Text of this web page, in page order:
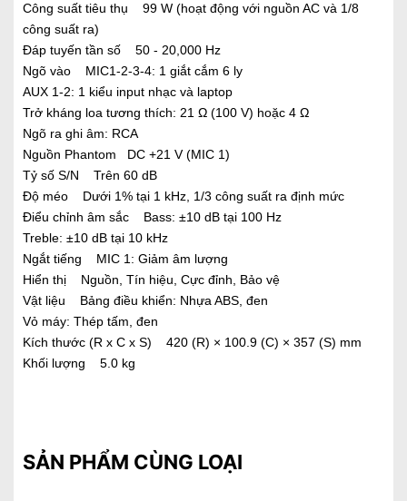
Công suất tiêu thụ 99 W (hoạt động với nguồn AC và 1/8
công suất ra)
Đáp tuyến tần số 50 - 20,000 Hz
Ngõ vào MIC1-2-3-4: 1 giắt cắm 6 ly
AUX 1-2: 1 kiểu input nhạc và laptop
Trở kháng loa tương thích: 21 Ω (100 V) hoặc 4 Ω
Ngõ ra ghi âm: RCA
Nguồn Phantom DC +21 V (MIC 1)
Tỷ số S/N Trên 60 dB
Độ méo Dưới 1% tại 1 kHz, 1/3 công suất ra định mức
Điểu chỉnh âm sắc Bass: ±10 dB tại 100 Hz
Treble: ±10 dB tại 10 kHz
Ngắt tiếng MIC 1: Giảm âm lượng
Hiển thị Nguồn, Tín hiệu, Cực đỉnh, Bảo vệ
Vật liệu Bảng điều khiển: Nhựa ABS, đen
Vỏ máy: Thép tấm, đen
Kích thước (R x C x S) 420 (R) × 100.9 (C) × 357 (S) mm
Khối lượng 5.0 kg
SẢN PHẨM CÙNG LOẠI